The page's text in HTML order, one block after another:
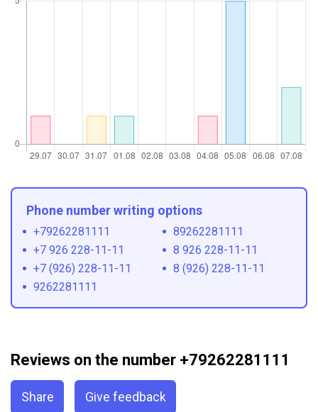
Phone number writing options
+79262281111
89262281111
+7 926 228-11-11
8 926 228-11-11
+7 (926) 228-11-11
8 (926) 228-11-11
9262281111
Reviews on the number +79262281111
Share Give feedback